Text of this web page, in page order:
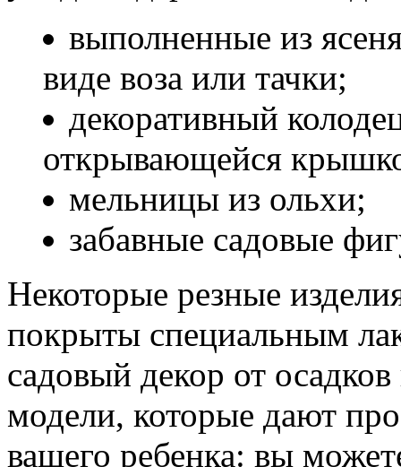
выполненные из
виде воза или тачки;
декоративный
открывающейся
мельницы из ольхи;
забавные садовые
Некоторые резные
покрыты специальным
садовый декор от
модели, которые дают
вашего ребенка: вы